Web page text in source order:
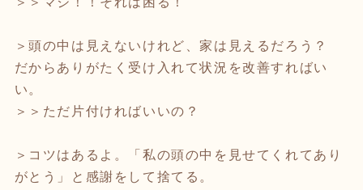
＞頭の中は見えないけれど、家は見えるだろう？
だからありがたく受け入れて状況を改善すればい
い。
＞＞ただ片付ければいいの？
＞コツはあるよ。「私の頭の中を見せてくれてあり
がとう」と感謝をして捨てる。